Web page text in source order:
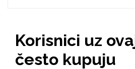
Korisnici uz
često kupuju